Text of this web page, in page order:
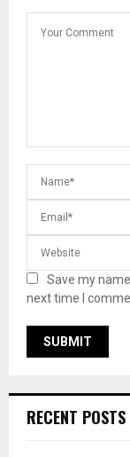
Save my
next time I
RECENT POSTS